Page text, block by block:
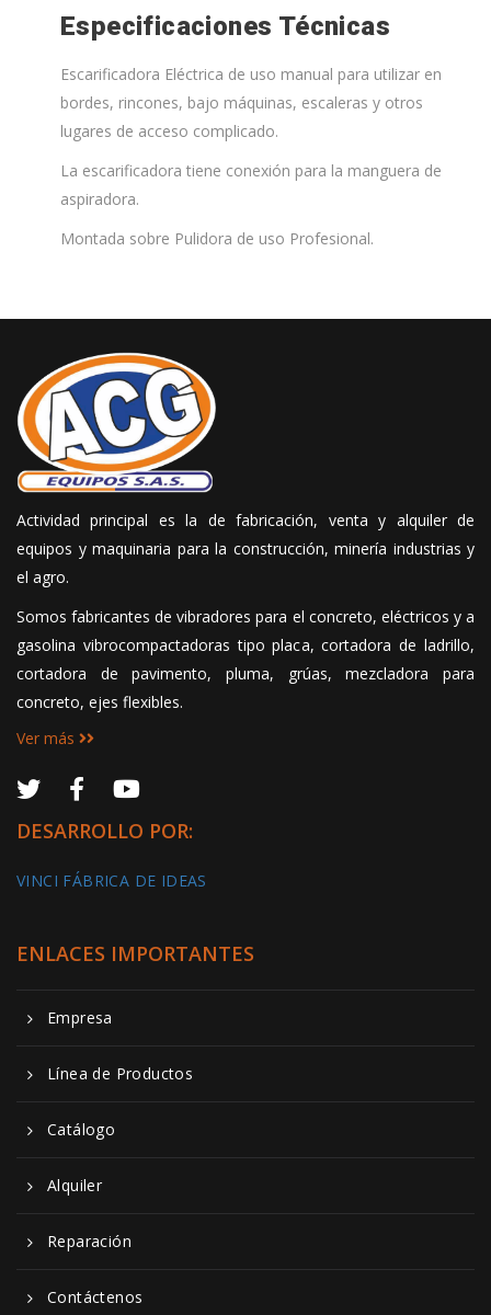
Especificaciones Técnicas
Escarificadora Eléctrica de uso manual para utilizar en
bordes, rincones, bajo máquinas, escaleras y otros
lugares de acceso complicado.
La escarificadora tiene conexión para la manguera de
aspiradora.
Montada sobre Pulidora de uso Profesional.
Actividad principal es la de fabricación, venta y alquiler de
equipos y maquinaria para la construcción, minería industrias y
el agro.
Somos fabricantes de vibradores para el concreto, eléctricos y a
gasolina vibrocompactadoras tipo placa, cortadora de ladrillo,
cortadora de pavimento, pluma, grúas, mezcladora para
concreto, ejes flexibles.
Ver más
DESARROLLO POR:
VINCI FÁBRICA DE IDEAS
ENLACES IMPORTANTES
Empresa
Línea de Productos
Catálogo
Alquiler
Reparación
Contáctenos